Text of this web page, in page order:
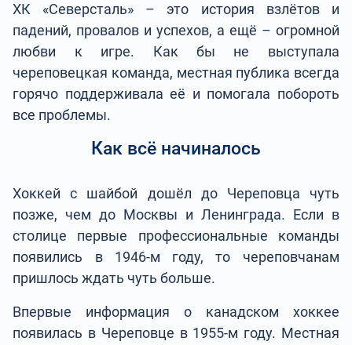
ХК «Северсталь» – это история взлётов и
падений, провалов и успехов, а ещё – огромной
любви к игре. Как бы не выступала
череповецкая команда, местная публика всегда
горячо поддерживала её и помогала побороть
все проблемы.
Как всё начиналось
Хоккей с шайбой дошёл до Череповца чуть
позже, чем до Москвы и Ленинграда. Если в
столице первые профессиональные команды
появились в 1946-м году, то череповчанам
пришлось ждать чуть больше.
Впервые информация о канадском хоккее
появилась в Череповце в 1955-м году. Местная